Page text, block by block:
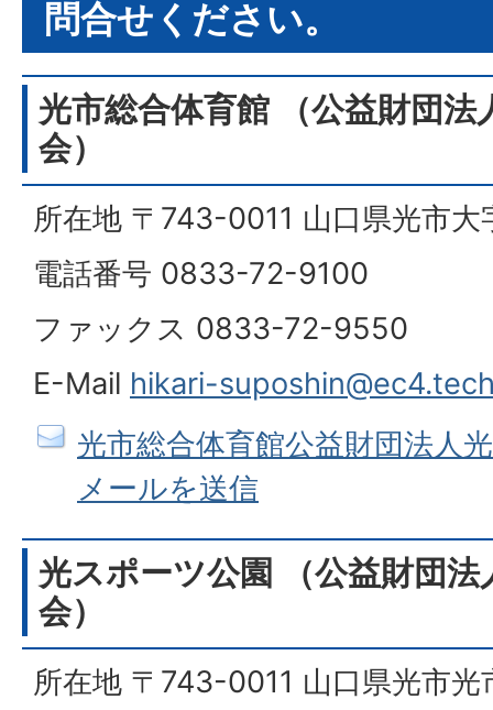
問合せください。
光市総合体育館 （公益財団法
会）
所在地 〒743-0011 山口県光市大
電話番号 0833-72-9100
ファックス 0833-72-9550
E-Mail hikari-
光市総合体育館公益財団法人
メールを送信
光スポーツ公園 （公益財団
会）
所在地 〒743-0011 山口県光市光